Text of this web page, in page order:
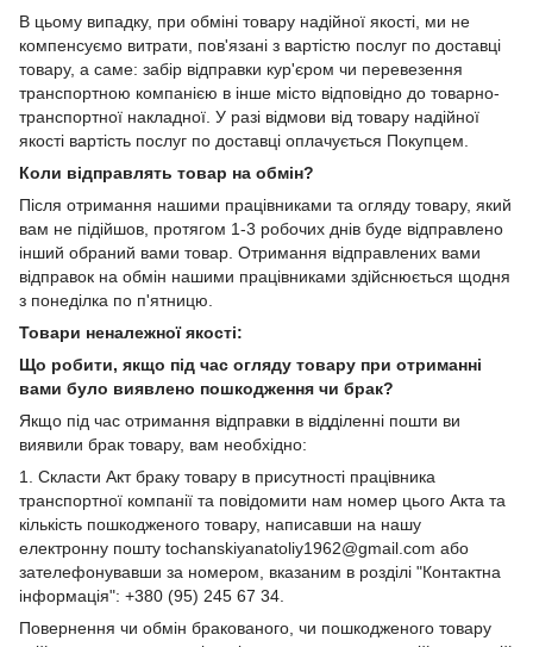
В цьому випадку, при обміні товару надійної якості, ми не
компенсуємо витрати, пов'язані з вартістю послуг по доставці
товару, а саме: забір відправки кур'єром чи перевезення
транспортною компанією в інше місто відповідно до товарно-
транспортної накладної. У разі відмови від товару надійної
якості вартість послуг по доставці оплачується Покупцем.
Коли відправлять товар на обмін?
Після отримання нашими працівниками та огляду товару, який
вам не підійшов, протягом 1-3 робочих днів буде відправлено
інший обраний вами товар. Отримання відправлених вами
відправок на обмін нашими працівниками здійснюється щодня
з понеділка по п'ятницю.
Товари неналежної якості:
Що робити, якщо під час огляду товару при отриманні
вами було виявлено пошкодження чи брак?
Якщо під час отримання відправки в відділенні пошти ви
виявили брак товару, вам необхідно:
1. Скласти Акт браку товару в присутності працівника
транспортної компанії та повідомити нам номер цього Акта та
кількість пошкодженого товару, написавши на нашу
електронну пошту tochanskiyanatoliy1962@gmail.com або
зателефонувавши за номером, вказаним в розділі "Контактна
інформація": +380 (95) 245 67 34.
Повернення чи обмін бракованого, чи пошкодженого товару